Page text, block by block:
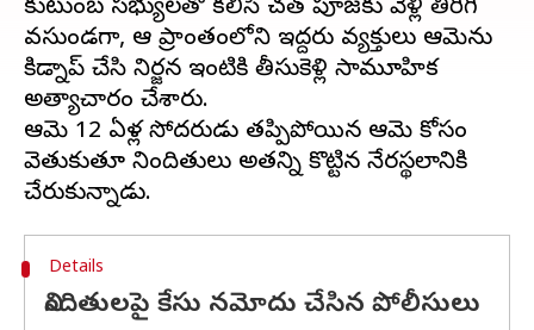
కుటుంబ సభ్యులతో కలిసి చత్ పూజకు వెళ్లి తిరిగి
వస్తుండగా, ఆ ప్రాంతంలోని ఇద్దరు వ్యక్తులు ఆమెను
కిడ్నాప్ చేసి నిర్జన ఇంటికి తీసుకెళ్లి సామూహిక
అత్యాచారం చేశారు.
ఆమె 12 ఏళ్ల సోదరుడు తప్పిపోయిన ఆమె కోసం
వెతుకుతూ నిందితులు అతన్ని కొట్టిన నేరస్థలానికి
Details
నిందితులపై కేసు నమోదు చేసిన పోలీసులు